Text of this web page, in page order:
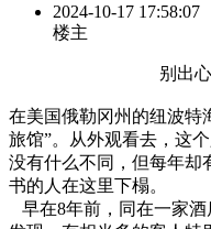
2024-10-17 17:58:07
楼主
别出
在美国俄勒冈州的纽波特
旅馆”。从外观看去，这
没有什么不同，但每年却
书的人在这里下榻。
早在8年前，同在一家